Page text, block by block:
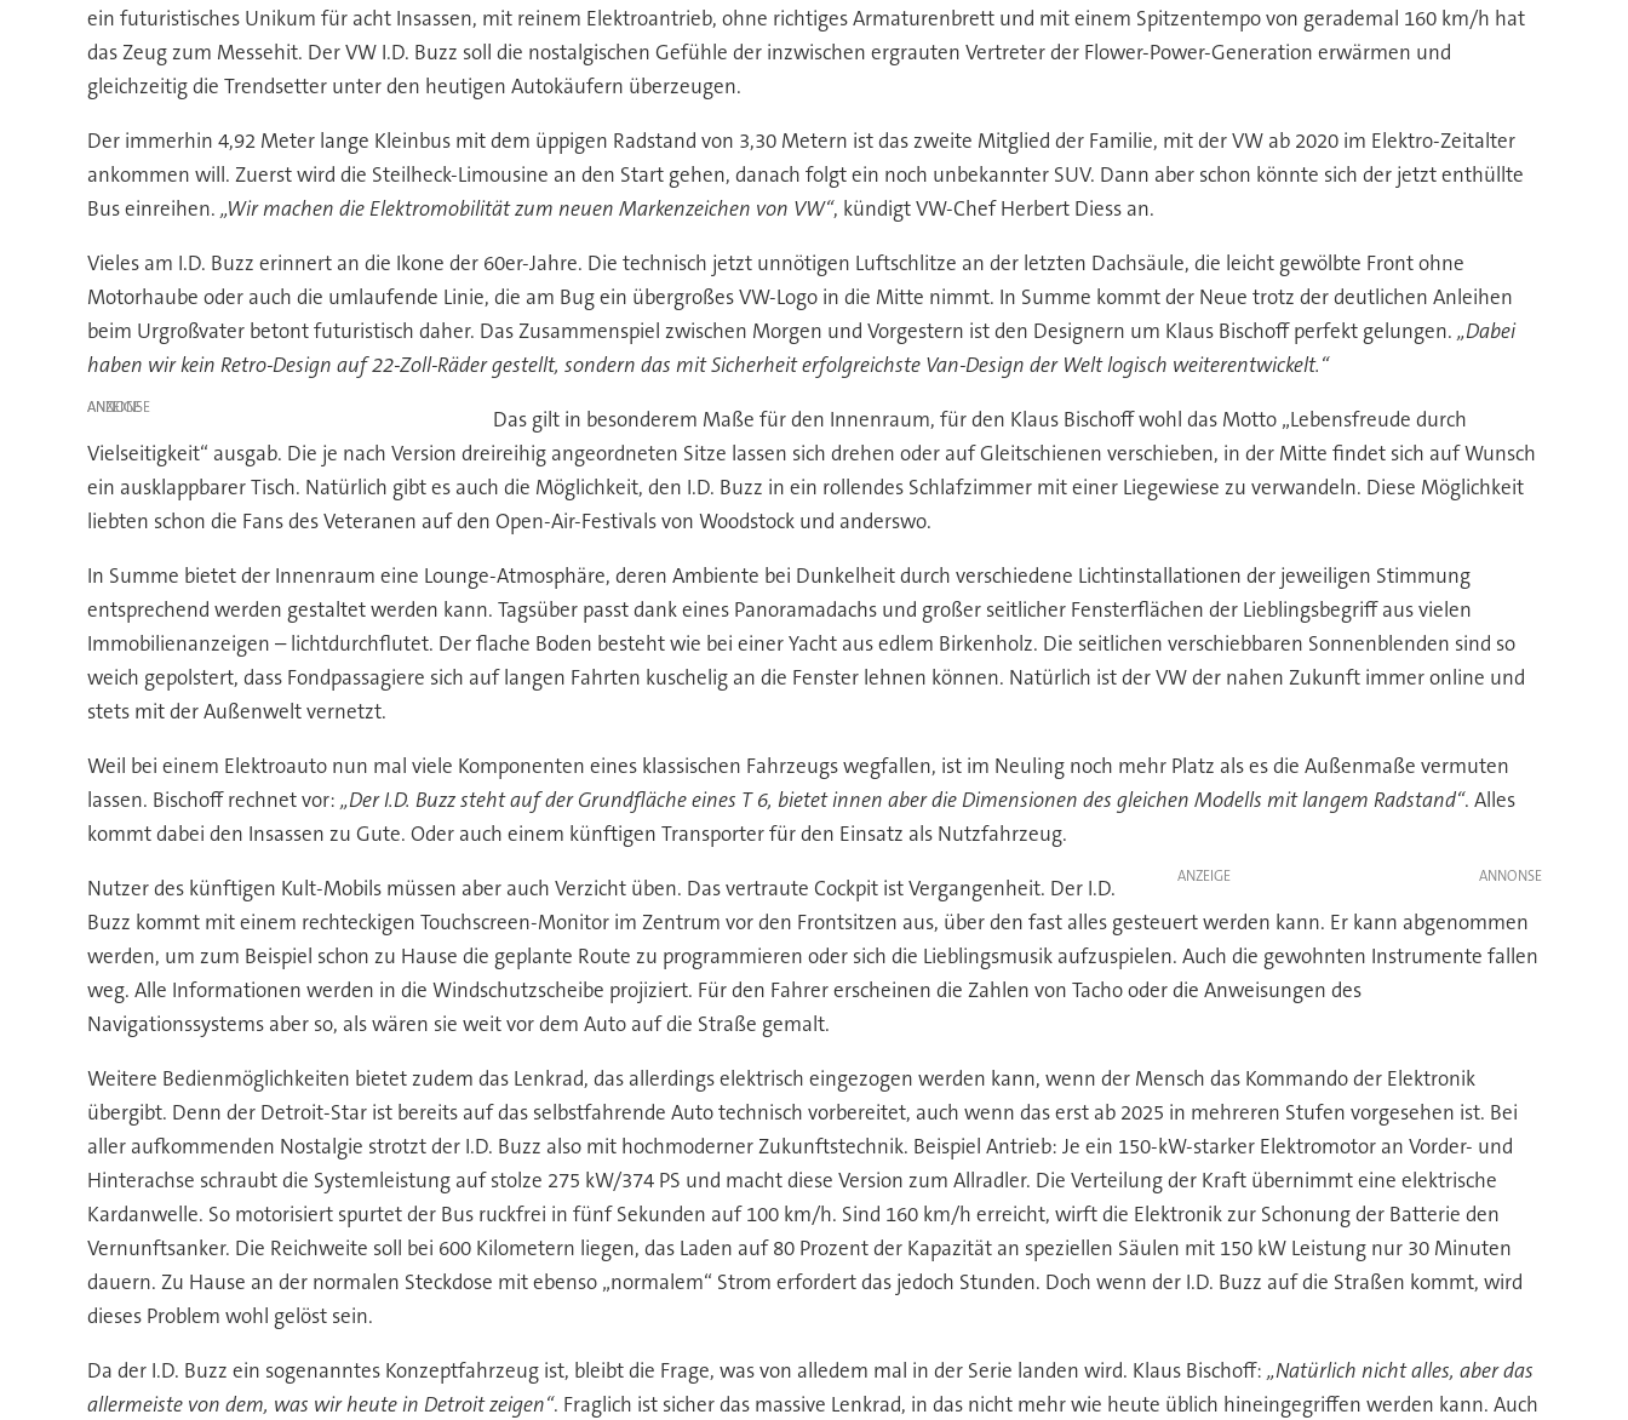
ein futuristisches Unikum für acht Insassen, mit reinem Elektroantrieb, ohne richtiges Armaturenbrett und mit einem Spitzentempo von gerademal 160 km/h hat
das Zeug zum Messehit. Der VW I.D. Buzz soll die nostalgischen Gefühle der inzwischen ergrauten Vertreter der Flower-Power-Generation erwärmen und
gleichzeitig die Trendsetter unter den heutigen Autokäufern überzeugen.
Der immerhin 4,92 Meter lange Kleinbus mit dem üppigen Radstand von 3,30 Metern ist das zweite Mitglied der Familie, mit der VW ab 2020 im Elektro-Zeitalter
ankommen will. Zuerst wird die Steilheck-Limousine an den Start gehen, danach folgt ein noch unbekannter SUV. Dann aber schon könnte sich der jetzt enthüllte
Bus einreihen. „Wir machen die Elektromobilität zum neuen Markenzeichen von VW“, kündigt VW-Chef Herbert Diess an.
Vieles am I.D. Buzz erinnert an die Ikone der 60er-Jahre. Die technisch jetzt unnötigen Luftschlitze an der letzten Dachsäule, die leicht gewölbte Front ohne
Motorhaube oder auch die umlaufende Linie, die am Bug ein übergroßes VW-Logo in die Mitte nimmt. In Summe kommt der Neue trotz der deutlichen Anleihen
beim Urgroßvater betont futuristisch daher. Das Zusammenspiel zwischen Morgen und Vorgestern ist den Designern um Klaus Bischoff perfekt gelungen. „Dabei
haben wir kein Retro-Design auf 22-Zoll-Räder gestellt, sondern das mit Sicherheit erfolgreichste Van-Design der Welt logisch weiterentwickelt.“
ANZEIGE
Das gilt in besonderem Maße für den Innenraum, für den Klaus Bischoff wohl das Motto „Lebensfreude durch
Vielseitigkeit“ ausgab. Die je nach Version dreireihig angeordneten Sitze lassen sich drehen oder auf Gleitschienen verschieben, in der Mitte findet sich auf Wunsch
ein ausklappbarer Tisch. Natürlich gibt es auch die Möglichkeit, den I.D. Buzz in ein rollendes Schlafzimmer mit einer Liegewiese zu verwandeln. Diese Möglichkeit
liebten schon die Fans des Veteranen auf den Open-Air-Festivals von Woodstock und anderswo.
In Summe bietet der Innenraum eine Lounge-Atmosphäre, deren Ambiente bei Dunkelheit durch verschiedene Lichtinstallationen der jeweiligen Stimmung
entsprechend werden gestaltet werden kann. Tagsüber passt dank eines Panoramadachs und großer seitlicher Fensterflächen der Lieblingsbegriff aus vielen
Immobilienanzeigen – lichtdurchflutet. Der flache Boden besteht wie bei einer Yacht aus edlem Birkenholz. Die seitlichen verschiebbaren Sonnenblenden sind so
weich gepolstert, dass Fondpassagiere sich auf langen Fahrten kuschelig an die Fenster lehnen können. Natürlich ist der VW der nahen Zukunft immer online und
stets mit der Außenwelt vernetzt.
Weil bei einem Elektroauto nun mal viele Komponenten eines klassischen Fahrzeugs wegfallen, ist im Neuling noch mehr Platz als es die Außenmaße vermuten
lassen. Bischoff rechnet vor: „Der I.D. Buzz steht auf der Grundfläche eines T 6, bietet innen aber die Dimensionen des gleichen Modells mit langem Radstand“. Alles
kommt dabei den Insassen zu Gute. Oder auch einem künftigen Transporter für den Einsatz als Nutzfahrzeug.
ANZEIGE
Nutzer des künftigen Kult-Mobils müssen aber auch Verzicht üben. Das vertraute Cockpit ist Vergangenheit. Der I.D.
Buzz kommt mit einem rechteckigen Touchscreen-Monitor im Zentrum vor den Frontsitzen aus, über den fast alles gesteuert werden kann. Er kann abgenommen
werden, um zum Beispiel schon zu Hause die geplante Route zu programmieren oder sich die Lieblingsmusik aufzuspielen. Auch die gewohnten Instrumente fallen
weg. Alle Informationen werden in die Windschutzscheibe projiziert. Für den Fahrer erscheinen die Zahlen von Tacho oder die Anweisungen des
Navigationssystems aber so, als wären sie weit vor dem Auto auf die Straße gemalt.
Weitere Bedienmöglichkeiten bietet zudem das Lenkrad, das allerdings elektrisch eingezogen werden kann, wenn der Mensch das Kommando der Elektronik
übergibt. Denn der Detroit-Star ist bereits auf das selbstfahrende Auto technisch vorbereitet, auch wenn das erst ab 2025 in mehreren Stufen vorgesehen ist. Bei
aller aufkommenden Nostalgie strotzt der I.D. Buzz also mit hochmoderner Zukunftstechnik. Beispiel Antrieb: Je ein 150-kW-starker Elektromotor an Vorder- und
Hinterachse schraubt die Systemleistung auf stolze 275 kW/374 PS und macht diese Version zum Allradler. Die Verteilung der Kraft übernimmt eine elektrische
Kardanwelle. So motorisiert spurtet der Bus ruckfrei in fünf Sekunden auf 100 km/h. Sind 160 km/h erreicht, wirft die Elektronik zur Schonung der Batterie den
Vernunftsanker. Die Reichweite soll bei 600 Kilometern liegen, das Laden auf 80 Prozent der Kapazität an speziellen Säulen mit 150 kW Leistung nur 30 Minuten
dauern. Zu Hause an der normalen Steckdose mit ebenso „normalem“ Strom erfordert das jedoch Stunden. Doch wenn der I.D. Buzz auf die Straßen kommt, wird
dieses Problem wohl gelöst sein.
Da der I.D. Buzz ein sogenanntes Konzeptfahrzeug ist, bleibt die Frage, was von alledem mal in der Serie landen wird. Klaus Bischoff: „Natürlich nicht alles, aber das
allermeiste von dem, was wir heute in Detroit zeigen“. Fraglich ist sicher das massive Lenkrad, in das nicht mehr wie heute üblich hineingegriffen werden kann. Auch